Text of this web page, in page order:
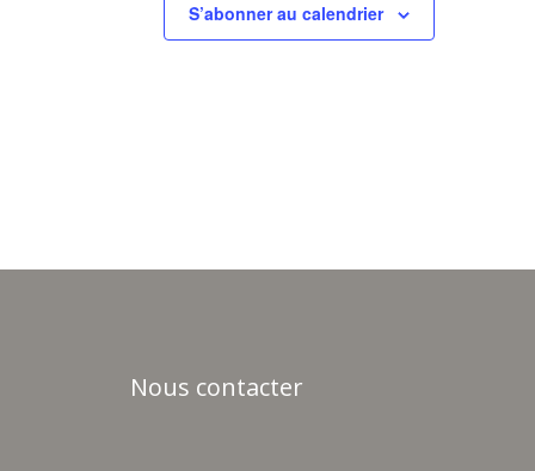
S’abonner au calendrier
Nous contacter